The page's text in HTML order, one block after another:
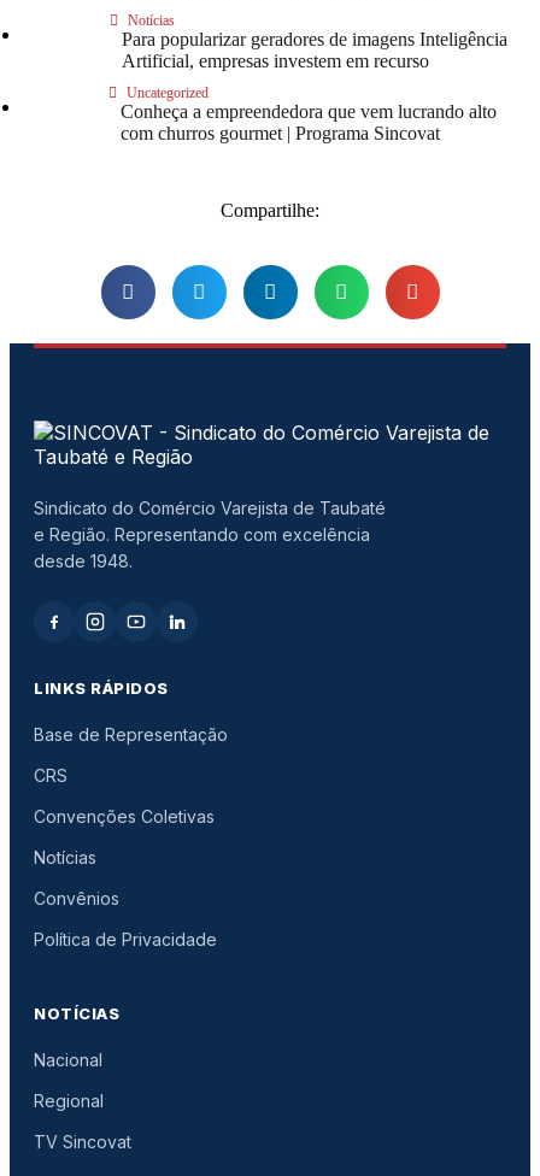
Notícias
Para popularizar geradores de imagens Inteligência
Artificial, empresas investem em recurso
Uncategorized
Conheça a empreendedora que vem lucrando alto
com churros gourmet | Programa Sincovat
Compartilhe:
Sindicato do Comércio Varejista de Taubaté
e Região. Representando com excelência
desde 1948.
LINKS RÁPIDOS
Base de Representação
CRS
Convenções Coletivas
Notícias
Convênios
Política de Privacidade
NOTÍCIAS
Nacional
Regional
TV Sincovat